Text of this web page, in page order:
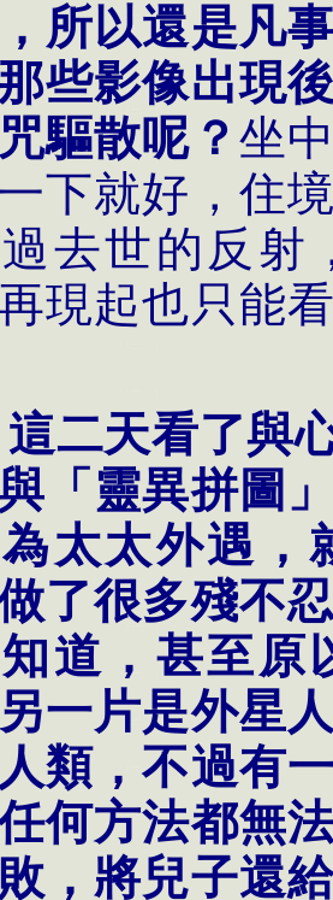
所以還是凡
些影像出現
驅散呢？ 坐
下就好，住
去世的反射
現起也只能
這二天看了與
「靈異拼圖
太太外遇，
了很多殘不
道，甚至原
一片是外星
類，不過有
何方法都無
，將兒子還